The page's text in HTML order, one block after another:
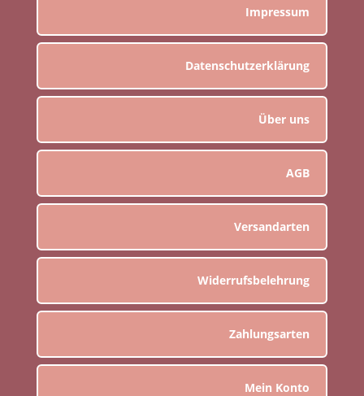
Impressum
Datenschutzerklärung
Über uns
AGB
Versandarten
Widerrufsbelehrung
Zahlungsarten
Mein Konto